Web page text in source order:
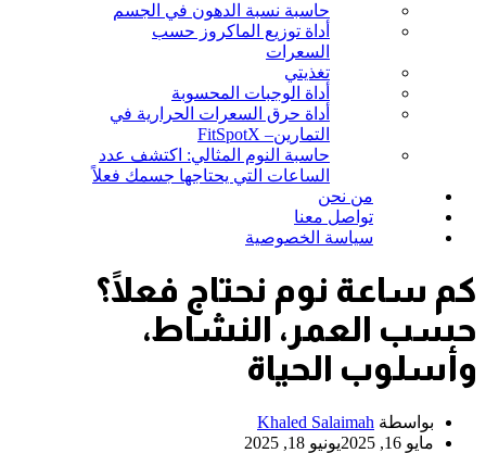
حاسبة نسبة الدهون في الجسم
أداة توزيع الماكروز حسب
السعرات
تغذيتي
أداة الوجبات المحسوبة
أداة حرق السعرات الحرارية في
التمارين– FitSpotX
حاسبة النوم المثالي: اكتشف عدد
الساعات التي يحتاجها جسمك فعلاً
من نحن
تواصل معنا
سياسة الخصوصية
كم ساعة نوم نحتاج فعلًا؟
حسب العمر، النشاط،
وأسلوب الحياة
بواسطة Khaled Salaimah
مايو 16, 2025
يونيو 18, 2025